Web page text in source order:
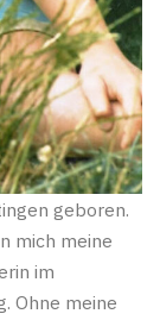
geboren.
mich meine
im
Ohne meine